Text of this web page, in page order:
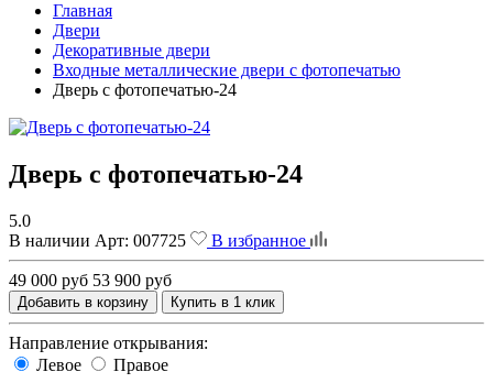
Главная
Двери
Декоративные двери
Входные металлические двери с фотопечатью
Дверь с фотопечатью-24
Дверь с фотопечатью-24
5.0
В наличии Арт: 007725 В избранное
49 000 руб 53 900 руб
Добавить в корзину Купить в 1 клик
Направление открывания:
Левое
Правое